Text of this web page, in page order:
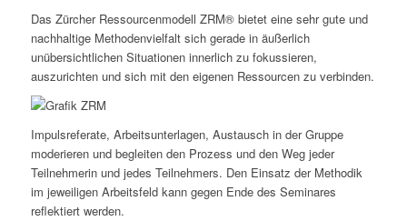
Das Zürcher Ressourcenmodell ZRM® bietet eine sehr gute und
nachhaltige Methodenvielfalt sich gerade in äußerlich
unübersichtlichen Situationen innerlich zu fokussieren,
auszurichten und sich mit den eigenen Ressourcen zu verbinden.
Impulsreferate, Arbeitsunterlagen, Austausch in der Gruppe
moderieren und begleiten den Prozess und den Weg jeder
Teilnehmerin und jedes Teilnehmers. Den Einsatz der Methodik
im jeweiligen Arbeitsfeld kann gegen Ende des Seminares
reflektiert werden.